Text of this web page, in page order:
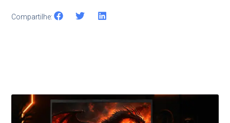
Compartilhe:
Últimas Notícias